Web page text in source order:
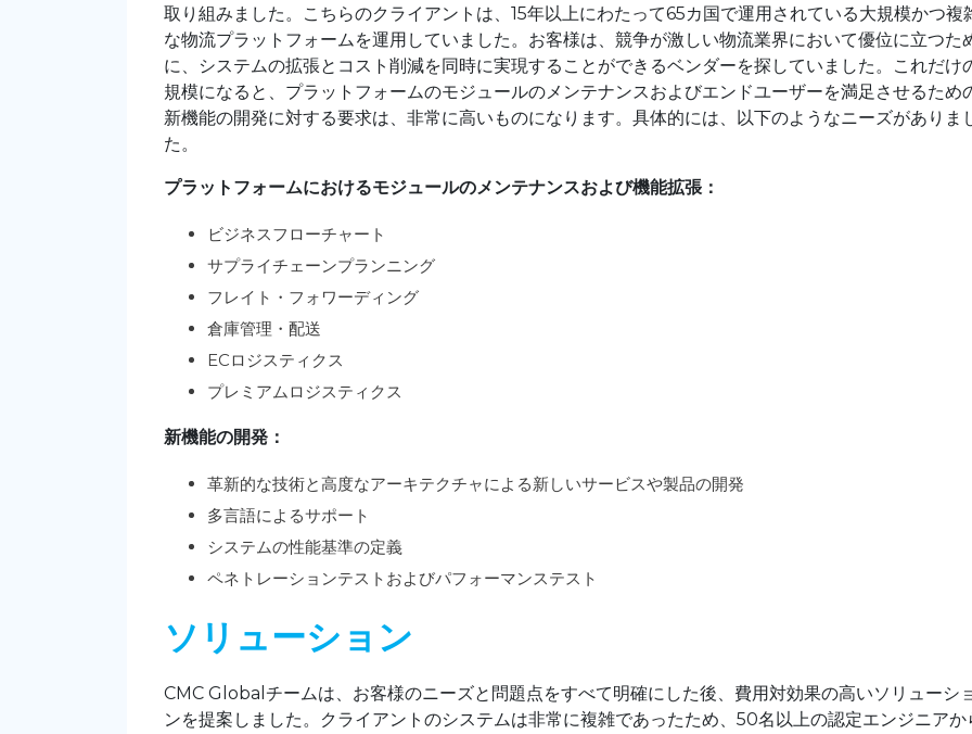
取り組みました。こちらのクライアントは、15年以上にわたって65カ国で運用されている大規模かつ複
な物流プラットフォームを運用していました。お客様は、競争が激しい物流業界において優位に立つた
に、システムの拡張とコスト削減を同時に実現することができるベンダーを探していました。これだけ
規模になると、プラットフォームのモジュールのメンテナンスおよびエンドユーザーを満足させるため
新機能の開発に対する要求は、非常に高いものになります。具体的には、以下のようなニーズがありま
た。
プラットフォームにおけるモジュールのメンテナンスおよび機能拡張：
ビジネスフローチャート
サプライチェーンプランニング
フレイト・フォワーディング
倉庫管理・配送
ECロジスティクス
プレミアムロジスティクス
新機能の開発：
革新的な技術と高度なアーキテクチャによる新しいサービスや製品の開発
多言語によるサポート
システムの性能基準の定義
ペネトレーションテストおよびパフォーマンステスト
ソリューション
CMC Globalチームは、お客様のニーズと問題点をすべて明確にした後、費用対効果の高いソリューシ
ンを提案しました。クライアントのシステムは非常に複雑であったため、50名以上の認定エンジニアか